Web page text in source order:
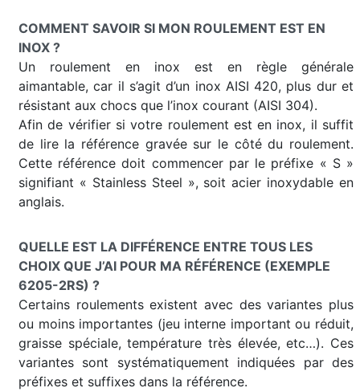
COMMENT SAVOIR SI MON ROULEMENT EST EN
INOX ?
Un roulement en inox est en règle générale
aimantable, car il s’agit d’un inox AISI 420, plus dur et
résistant aux chocs que l’inox courant (AISI 304).
Afin de vérifier si votre roulement est en inox, il suffit
de lire la référence gravée sur le côté du roulement.
Cette référence doit commencer par le préfixe « S »
signifiant « Stainless Steel », soit acier inoxydable en
anglais.
QUELLE EST LA DIFFÉRENCE ENTRE TOUS LES
CHOIX QUE J’AI POUR MA RÉFÉRENCE (EXEMPLE
6205-2RS) ?
Certains roulements existent avec des variantes plus
ou moins importantes (jeu interne important ou réduit,
graisse spéciale, température très élevée, etc…). Ces
variantes sont systématiquement indiquées par des
préfixes et suffixes dans la référence.